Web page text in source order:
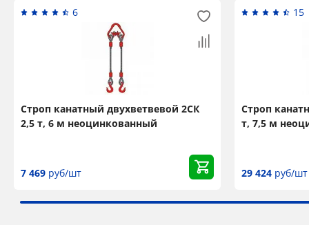
6
Строп канатный двухветвевой 2СК
2,5 т, 6 м неоцинкованный
7 469 руб/шт
15
Строп
т, 7,5 м
29 424 руб/шт